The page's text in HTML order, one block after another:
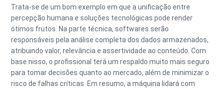
Trata-se de um bom exemplo em que a unificação entre
percepção humana e soluções tecnológicas pode render
ótimos frutos. Na parte técnica, softwares serão
responsáveis pela análise completa dos dados armazenados,
atribuindo valor, relevância e assertividade ao conteúdo. Com
base nisso, o profissional terá um respaldo muito mais seguro
para tomar decisões quanto ao mercado, além de minimizar o
risco de falhas críticas. Em resumo, a máquina lidará com